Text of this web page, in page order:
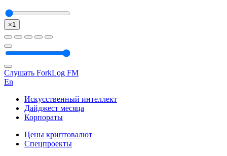
×1
Слушать ForkLog FM
En
Искусственный интеллект
Дайджест месяца
Корпораты
Цены криптовалют
Спецпроекты